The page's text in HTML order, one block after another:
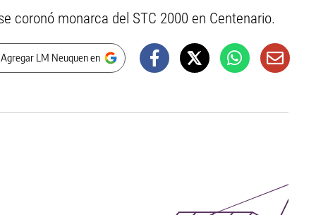
coronó monarca del STC 2000 en Centenario.
LM Neuquen en